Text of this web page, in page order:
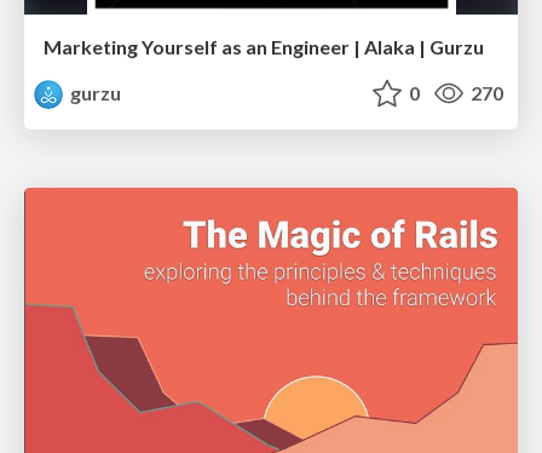
Marketing Yourself as an Engineer | Alaka | Gurzu
gurzu
0 270